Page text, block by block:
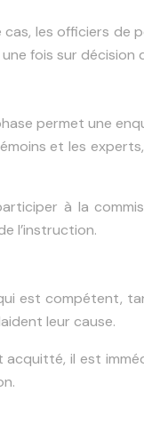
les officiers de
fois sur décision
permet une
et les
à la
l’instruction.
est compétent,
leur cause.
il est